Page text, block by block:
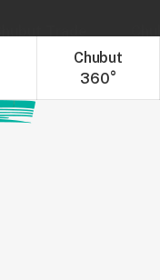
Chubut
360°